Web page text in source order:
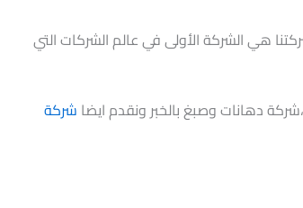
هي الشركة الأولى في عالم الشركات التي
دهانات وصبغ بالخبر ونقدم ايضا شركة